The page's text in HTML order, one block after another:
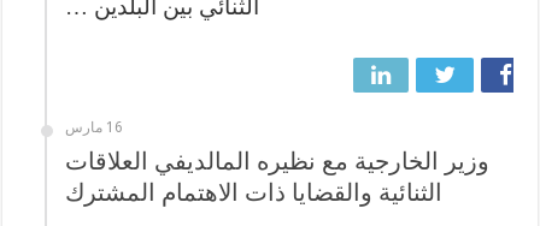
الثنائي بين البلدين …
16 مارس
وزير الخارجية مع نظيره المالديفي العلاقات
الثنائية والقضايا ذات الاهتمام المشترك